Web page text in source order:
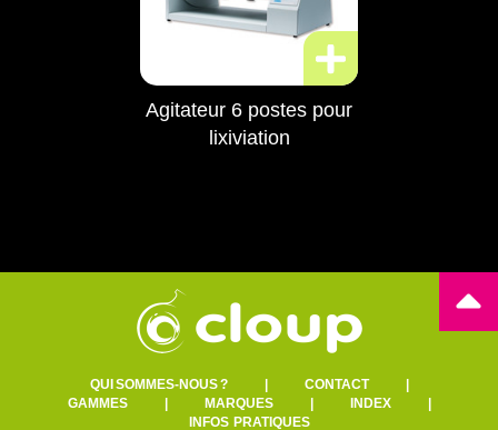
Agitateur 6 postes pour
lixiviation
QUI SOMMES-NOUS ?| CONTACT|
GAMMES| MARQUES| INDEX|
INFOS PRATIQUES